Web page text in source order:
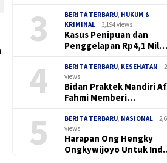
3 BERITA TERBARU HUKUM &
KRIMINAL
3,194 views
Kasus Penipuan dan
Penggelapan Rp4,1 Mil…
4 BERITA TERBARU KESEHATAN
views
Bidan Praktek Mandiri
Fahmi Memberi…
5 BERITA TERBARU NASIONAL
views
Harapan Ong Hengky
Ongkywijoyo Untuk